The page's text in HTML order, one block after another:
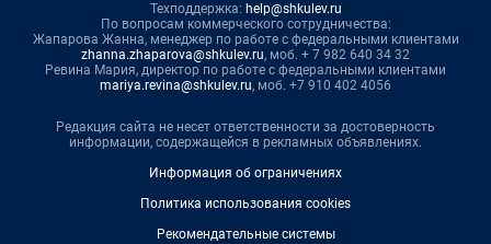
Техподдержка: help@shkulev.ru
По вопросам коммерческого сотрудничества:
Жапарова Жанна, менеджер по работе с федеральными клиентами
zhanna.zhaparova@shkulev.ru, моб. + 7 982 640 34 32
Ревина Мария, директор по работе с федеральными клиентами
mariya.revina@shkulev.ru, моб. +7 910 402 4056
Редакция сайта не несет ответственности за достоверность
информации, содержащейся в рекламных объявлениях.
Информация об ограничениях
Политика использования cookies
Рекомендательные системы